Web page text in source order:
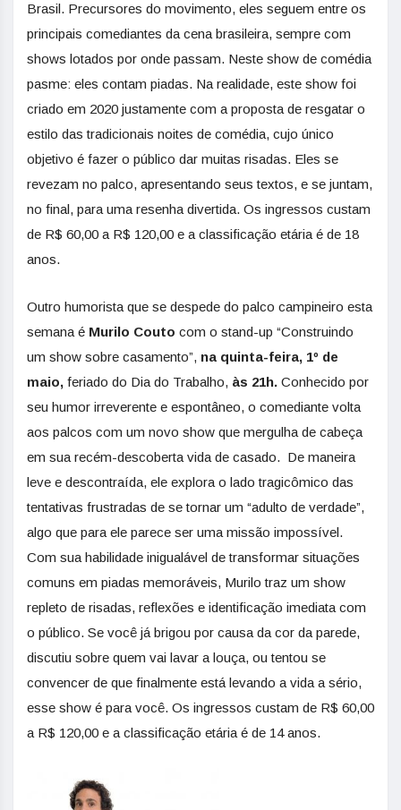
Brasil. Precursores do movimento, eles seguem entre os
principais comediantes da cena brasileira, sempre com
shows lotados por onde passam. Neste show de comédia
pasme: eles contam piadas. Na realidade, este show foi
criado em 2020 justamente com a proposta de resgatar o
estilo das tradicionais noites de comédia, cujo único
objetivo é fazer o público dar muitas risadas. Eles se
revezam no palco, apresentando seus textos, e se juntam,
no final, para uma resenha divertida. Os ingressos custam
de R$ 60,00 a R$ 120,00 e a classificação etária é de 18
anos.
Outro humorista que se despede do palco campineiro esta
semana é Murilo Couto com o stand-up “Construindo
um show sobre casamento”, na quinta-feira, 1º de
maio, feriado do Dia do Trabalho, às 21h. Conhecido por
seu humor irreverente e espontâneo, o comediante volta
aos palcos com um novo show que mergulha de cabeça
em sua recém-descoberta vida de casado. De maneira
leve e descontraída, ele explora o lado tragicômico das
tentativas frustradas de se tornar um “adulto de verdade”,
algo que para ele parece ser uma missão impossível.
Com sua habilidade inigualável de transformar situações
comuns em piadas memoráveis, Murilo traz um show
repleto de risadas, reflexões e identificação imediata com
o público. Se você já brigou por causa da cor da parede,
discutiu sobre quem vai lavar a louça, ou tentou se
convencer de que finalmente está levando a vida a sério,
esse show é para você. Os ingressos custam de R$ 60,00
a R$ 120,00 e a classificação etária é de 14 anos.